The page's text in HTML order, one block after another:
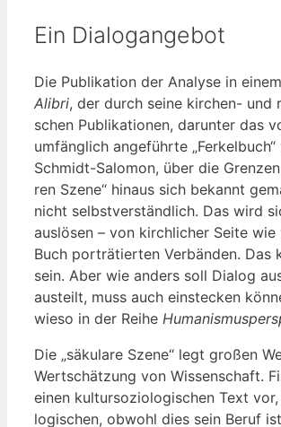
Ein Dialogangebot
Die Publi­ka­ti­on der Ana­ly­se in
Ali­bri, der durch sei­ne kir­chen-
schen Publi­ka­tio­nen, dar­un­ter das
umfäng­lich ange­führ­te
Schmidt-Salo­mon, über die
ren Sze­ne“ hin­aus sich bekannt
nicht selbst­ver­ständ­lich. Das wird
aus­lö­sen – von kirch­li­cher Sei­te wie
Buch por­trä­tier­ten Ver­bän­den. Das
sein. Aber wie anders soll Dia­log
aus­teilt, muss auch ein­ste­cken
wie­so in der Rei­he
Die „säku­la­re Sze­ne“ legt gro­ßen
Wert­schät­zung von Wis­sen­schaft.
einen kul­tur­so­zio­lo­gi­schen Text
lo­gi­schen, obwohl dies sein Beruf